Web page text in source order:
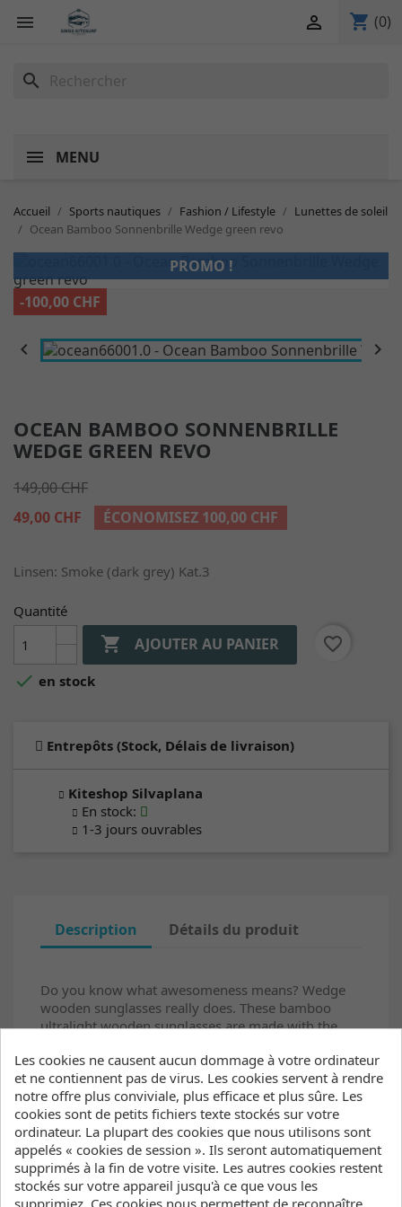
 shopping_cart (0)

search
MENU
Accueil Sports nautiques Fashion / Lifestyle
Lunettes de soleil
Ocean Bamboo Sonnenbrille Wedge green revo
PROMO !
-100,00 CHF
 
OCEAN BAMBOO SONNENBRILLE
WEDGE GREEN REVO
149,00 CHF
49,00 CHF
ÉCONOMISEZ 100,00 CHF
Linsen: Smoke (dark grey) Kat.3
Quantité
 AJOUTER AU PANIER
favorite_border
 en stock
Entrepôts (Stock, Délais de livraison)
Kiteshop Silvaplana
En stock:
1-3 jours ouvrables
Description Détails du produit
Do you know what awesomeness means? Wedge
wooden sunglasses really does. These bamboo
ultralight wooden sunglasses are made with the
any time. Wedge wooden sunglasses are inspired
by the classics to succeed in modern times.
Wedge wooden sunglasses are designed with
ultralight and eco-friendly materials. They are very
resistant, perfect to carry them always with you.
These wooden sunglasses are available with frame
and lenses in different colors so that you can
combine them. What are you waiting for? Choose
Les cookies ne causent aucun dommage à votre ordinateur
et ne contiennent pas de virus. Les cookies servent à rendre
notre offre plus conviviale, plus efficace et plus sûre. Les
cookies sont de petits fichiers texte stockés sur votre
ordinateur. La plupart des cookies que nous utilisons sont
appelés « cookies de session ». Ils seront automatiquement
supprimés à la fin de votre visite. Les autres cookies restent
stockés sur votre appareil jusqu'à ce que vous les
supprimiez. Ces cookies nous permettent de reconnaître